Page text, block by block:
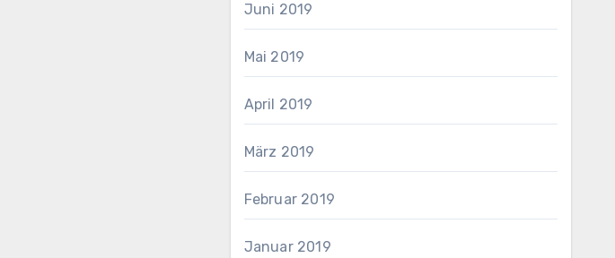
Juni 2019
Mai 2019
April 2019
März 2019
Februar 2019
Januar 2019